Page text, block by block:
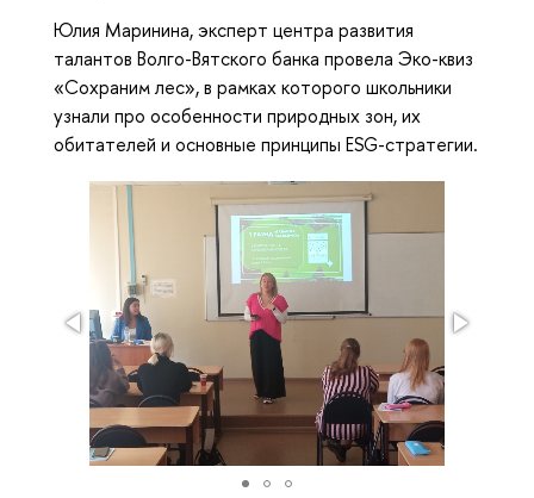
Юлия Маринина, эксперт центра развития
талантов Волго-Вятского банка провела Эко-квиз
«Сохраним лес», в рамках которого школьники
узнали про особенности природных зон, их
обитателей и основные принципы ESG-стратегии.